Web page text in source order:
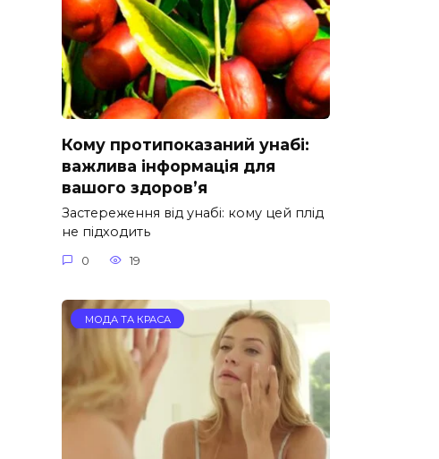
Кому протипоказаний унабі:
важлива інформація для
вашого здоров’я
Застереження від унабі: кому цей плід
не підходить
0 19
МОДА ТА КРАСА